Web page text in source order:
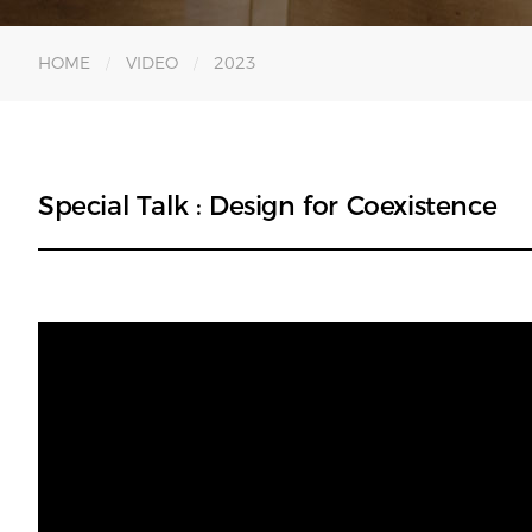
HOME VIDEO 2023
Special Talk : Design for Coexistence